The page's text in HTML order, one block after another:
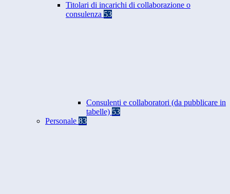
Titolari di incarichi di collaborazione o
consulenza 53
Consulenti e collaboratori (da pubblicare in
tabelle) 53
Personale 83